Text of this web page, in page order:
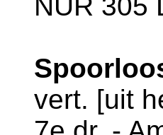
NUR 305
vert. [uit